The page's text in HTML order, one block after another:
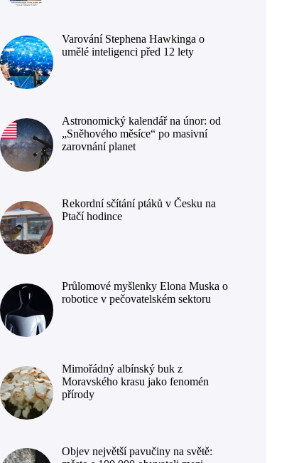
Varování Stephena Hawkinga o
umělé inteligenci před 12 lety
Astronomický kalendář na únor: od
„Sněhového měsíce“ po masivní
zarovnání planet
Rekordní sčítání ptáků v Česku na
Ptačí hodince
Průlomové myšlenky Elona Muska o
robotice v pečovatelském sektoru
Mimořádný albínský buk z
Moravského krasu jako fenomén
přírody
Objev největší pavučiny na světě: